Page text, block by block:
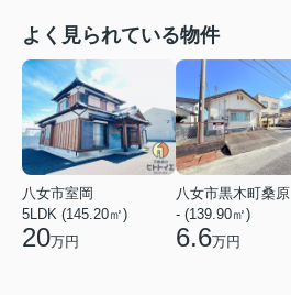
よく見られている物件
八女市室岡
5LDK (145.20㎡)
20万円
八女市黒木町桑原
- (139.90㎡)
6.6万円